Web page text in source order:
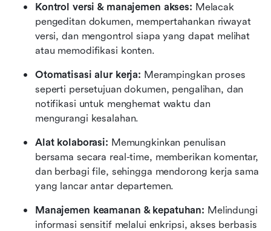
Kontrol versi & manajemen akses: Melacak
pengeditan dokumen, mempertahankan riwayat
versi, dan mengontrol siapa yang dapat melihat
atau memodifikasi konten.
Otomatisasi alur kerja: Merampingkan proses
seperti persetujuan dokumen, pengalihan, dan
notifikasi untuk menghemat waktu dan
mengurangi kesalahan.
Alat kolaborasi: Memungkinkan penulisan
bersama secara real-time, memberikan komentar,
dan berbagi file, sehingga mendorong kerja sama
yang lancar antar departemen.
Manajemen keamanan & kepatuhan: Melindungi
informasi sensitif melalui enkripsi, akses berbasis